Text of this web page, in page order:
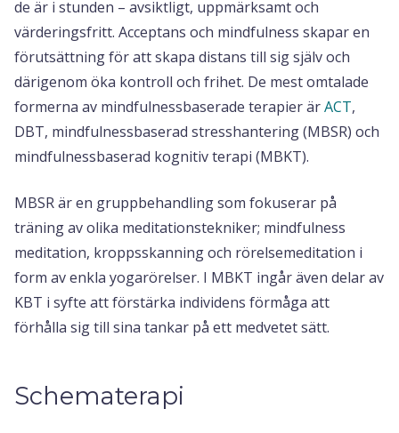
de är i stunden – avsiktligt, uppmärksamt och
värderingsfritt. Acceptans och mindfulness skapar en
förutsättning för att skapa distans till sig själv och
därigenom öka kontroll och frihet. De mest omtalade
formerna av mindfulnessbaserade terapier ärACT,
DBT, mindfulnessbaserad stresshantering (MBSR) och
mindfulnessbaserad kognitiv terapi (MBKT).
MBSR är en gruppbehandling som fokuserar på
träning av olika meditationstekniker; mindfulness
meditation, kroppsskanning och rörelsemeditation i
form av enkla yogarörelser. I MBKT ingår även delar av
KBT i syfte att förstärka individens förmåga att
förhålla sig till sina tankar på ett medvetet sätt.
Schematerapi